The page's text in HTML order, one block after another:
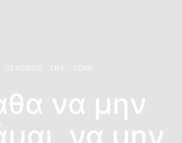
CLASSICS LIFE LOVE
να μην
να μην